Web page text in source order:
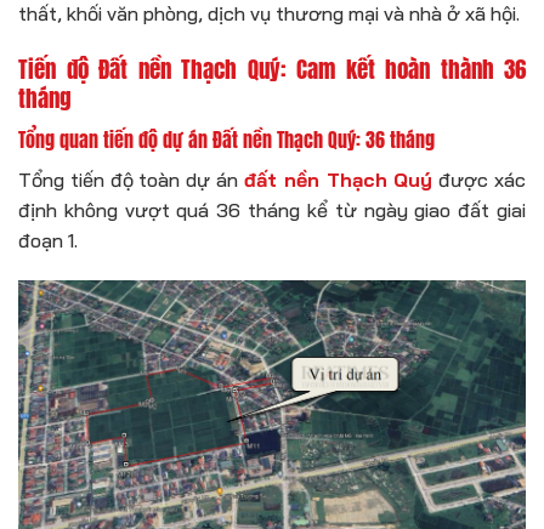
thất, khối văn phòng, dịch vụ thương mại và nhà ở xã hội.
Tiến độ Đất nền Thạch Quý: Cam kết hoàn thành 36
tháng
Tổng quan tiến độ dự án Đất nền Thạch Quý: 36 tháng
Tổng tiến độ toàn dự án đất nền Thạch Quý được xác
định không vượt quá 36 tháng kể từ ngày giao đất giai
đoạn 1.